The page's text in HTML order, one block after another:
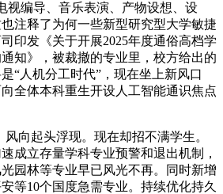
视编导、音乐表演、产物设想、设
注释了为何一些新型研究型大学敏捷
印发《关于开展2025年度通俗高档学
知》，被裁撤的专业里，校方给出的
“人机分工时代”，现在坐上新风口
全体本科重生开设人工智能通识焦点
起头浮现。现在却招不满学生。
成立存量学科专业预警和退出机制，
园林等专业早已风光不再。同时新增
等10个国度急需专业。持续优化持久